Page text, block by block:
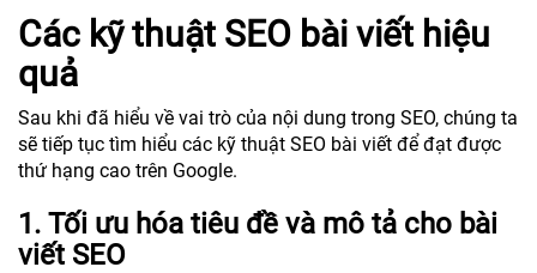
Các kỹ thuật SEO bài viết hiệu
quả
Sau khi đã hiểu về vai trò của nội dung trong SEO, chúng ta
sẽ tiếp tục tìm hiểu các kỹ thuật SEO bài viết để đạt được
thứ hạng cao trên Google.
1. Tối ưu hóa tiêu đề và mô tả cho bài
viết SEO